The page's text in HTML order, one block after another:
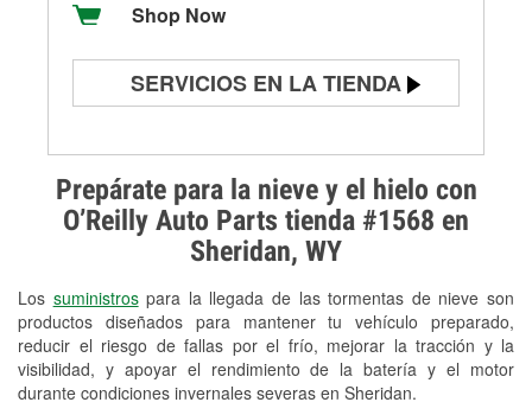
Prepárate para la nieve y el hielo con
O’Reilly Auto Parts tienda #1568 en
Sheridan, WY
Los suministrospara la llegada de las tormentas de nieve son
productos diseñados para mantener tu vehículo preparado,
reducir el riesgo de fallas por el frío, mejorar la tracción y la
visibilidad, y apoyar el rendimiento de la batería y el motor
durante condiciones invernales severas en Sheridan.
Shop Now
SERVICIOS EN LA TIENDA
Prueba de alternadores y
arrancadores
Revisión de la luz "Check Engine"
Reciclaje de baterías y aceite
Instalación de bombillas de faros
Instalación de limpiaparabrisas